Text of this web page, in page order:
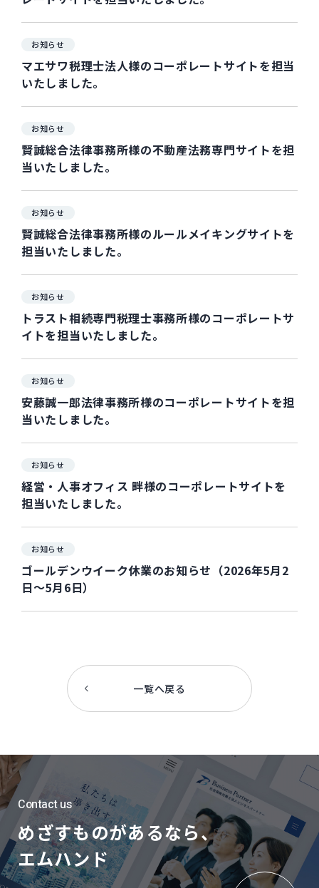
お知らせ
マエサワ税理士法人様のコーポレートサイトを担当
いたしました。
お知らせ
賢誠総合法律事務所様の不動産法務専門サイトを担
当いたしました。
お知らせ
賢誠総合法律事務所様のルールメイキングサイトを
担当いたしました。
お知らせ
トラスト相続専門税理士事務所様のコーポレートサ
イトを担当いたしました。
お知らせ
安藤誠一郎法律事務所様のコーポレートサイトを担
当いたしました。
お知らせ
経営・人事オフィス 畔様のコーポレートサイトを
担当いたしました。
お知らせ
ゴールデンウイーク休業のお知らせ（2026年5月2
日～5月6日）
一覧へ戻る
Contact us
めざすものがあるなら、
エムハンド